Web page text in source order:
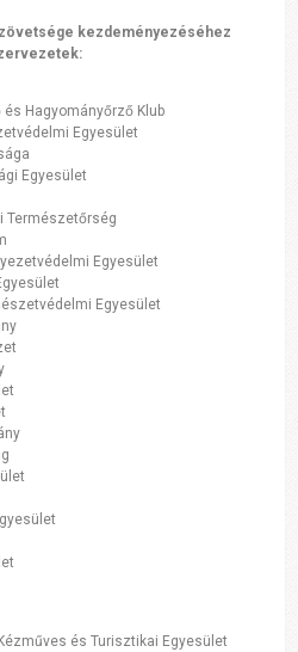
kezdeményezéséhez
Hagyományőrző Klub
Egyesület
Egyesület
Természetőrség
Egyesület
Egyesület
és Turisztikai Egyesület